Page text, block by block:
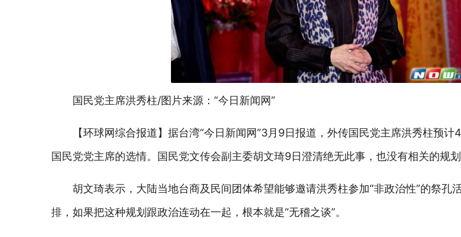
国民党主席洪秀柱/图片来源：“今日新闻网”
【环球网综合报道】据台湾“今日新闻网”3月9日报道，外传国民党主席洪秀柱预
国民党党主席的选情。国民党文传会副主委胡文琦9日澄清绝无此事，也没有相关的规划
胡文琦表示，大陆当地台商及民间团体希望能够邀请洪秀柱参加“非政治性”的祭孔
排，如果把这种规划跟政治连动在一起，根本就是“无稽之谈”。